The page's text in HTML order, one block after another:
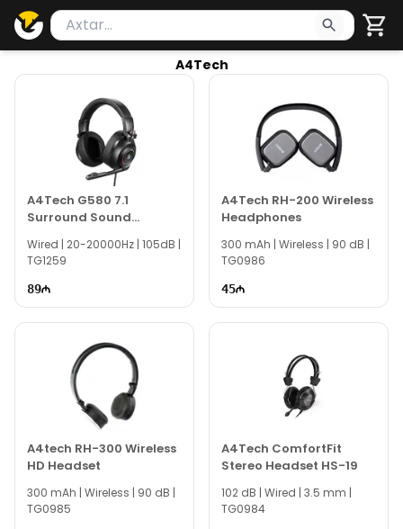
Məhsul axtar
Axtarış üçün ən azı 2 simvol yazın. Göndərmək
A4Tech
A4Tech G580 7.1
Surround Sound
Gaming Headset
Wired | 20-20000Hz | 105dB |
TG1259
89
A4Tech RH-200 Wireless
Headphones
300 mAh | Wireless | 90 dB |
TG0986
45
A4tech RH-300 Wireless
HD Headset
300 mAh | Wireless | 90 dB |
TG0985
A4Tech ComfortFit
Stereo Headset HS-19
102 dB | Wired | 3.5 mm |
TG0984